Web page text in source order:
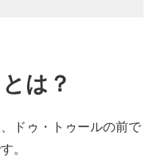
は？
ドゥ・トゥールの前で
。